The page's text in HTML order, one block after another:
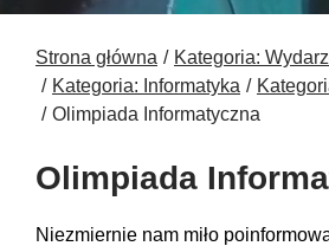
Strona główna
Kategoria:
Kategoria: Informatyka
Olimpiada Informatyczna
Olimpiada
Niezmiernie nam miło